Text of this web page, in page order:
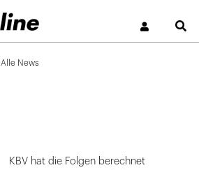
Alle News
KBV hat die Folgen berechnet